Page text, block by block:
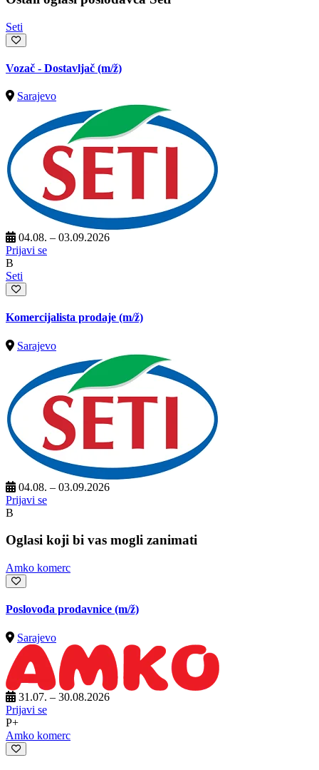
Seti
Vozač - Dostavljač (m/ž)
Sarajevo
04.08. – 03.09.2026
Prijavi se
B
Seti
Komercijalista prodaje (m/ž)
Sarajevo
04.08. – 03.09.2026
Prijavi se
B
Oglasi koji bi vas mogli zanimati
Amko komerc
Poslovođa prodavnice (m/ž)
Sarajevo
31.07. – 30.08.2026
Prijavi se
P+
Amko komerc